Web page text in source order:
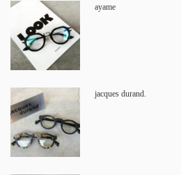
ayame
jacques durand.